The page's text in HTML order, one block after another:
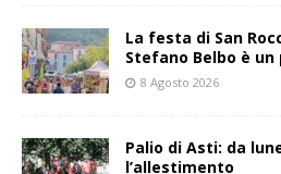
La festa di San
Stefano Belbo è
8 Agosto 2026
Palio di Asti: da
l’allestimento